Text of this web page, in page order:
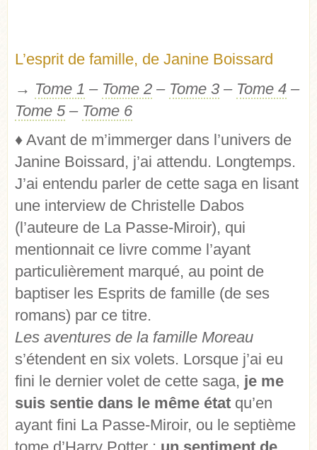
L’esprit de famille, de Janine Boissard
→ Tome 1 – Tome 2 – Tome 3 – Tome 4 –
Tome 5– Tome 6
♦ Avant de m’immerger dans l’univers de
Janine Boissard, j’ai attendu. Longtemps.
J’ai entendu parler de cette saga en lisant
une interview de Christelle Dabos
(l’auteure de La Passe-Miroir), qui
mentionnait ce livre comme l’ayant
particulièrement marqué, au point de
baptiser les Esprits de famille (de ses
romans) par ce titre.
Les aventures de la famille Moreau
s’étendent en six volets. Lorsque j’ai eu
fini le dernier volet de cette saga, je me
suis sentie dans le même état qu’en
ayant fini La Passe-Miroir, ou le septième